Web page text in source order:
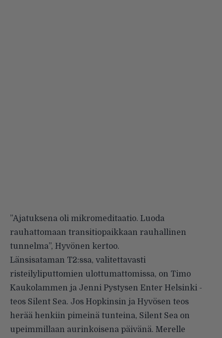
”Ajatuksena oli mikromeditaatio. Luoda
rauhattomaan transitiopaikkaan rauhallinen
tunnelma”, Hyvönen kertoo.
Länsisataman T2:ssa, valitettavasti
risteilyliputtomien ulottumattomissa, on Timo
Kaukolammen ja Jenni Pystysen Enter Helsinki -
teos Silent Sea. Jos Hopkinsin ja Hyvösen teos
herää henkiin pimeinä tunteina, Silent Sea on
upeimmillaan aurinkoisena päivänä. Merelle